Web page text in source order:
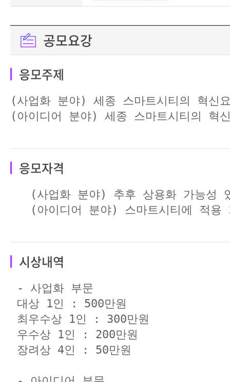
공모요강
응모주제
(사업화 분야) 세종 스마트시티의 혁신
(아이디어 분야) 세종 스마트시티의 혁
응모자격
(사업화 분야) 추후 상용화 가능성
(아이디어 분야) 스마트시티에 적용
시상내역
- 사업화 부문
대상 1인 : 500만원
최우수상 1인 : 300만원
우수상 1인 : 200만원
장려상 4인 : 50만원